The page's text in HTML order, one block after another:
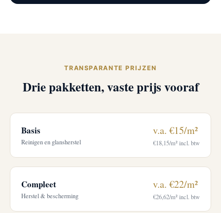
TRANSPARANTE PRIJZEN
Drie pakketten, vaste prijs vooraf
Basis
Reinigen en glansherstel
v.a. €15/m²
€18,15/m² incl. btw
Compleet
Herstel & bescherming
v.a. €22/m²
€26,62/m² incl. btw